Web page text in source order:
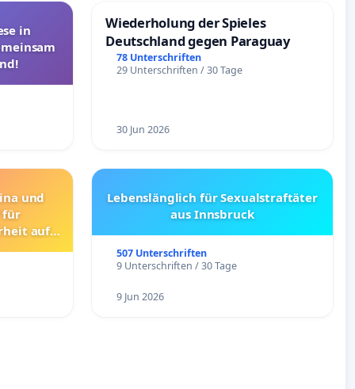
in
Wiederholung der Spieles
Deutschland gegen Paraguay
78 Unterschriften
29 Unterschriften / 30 Tage
30 Jun 2026
und
für
auf
Lebenslänglich für Sexualstraftäter
aus Innsbruck
507 Unterschriften
9 Unterschriften / 30 Tage
9 Jun 2026